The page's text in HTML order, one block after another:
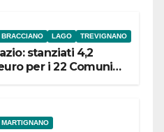
BRACCIANO LAGO TREVIGNANO
stanziati 4,2
per i 22 Comuni
MARTIGNANO